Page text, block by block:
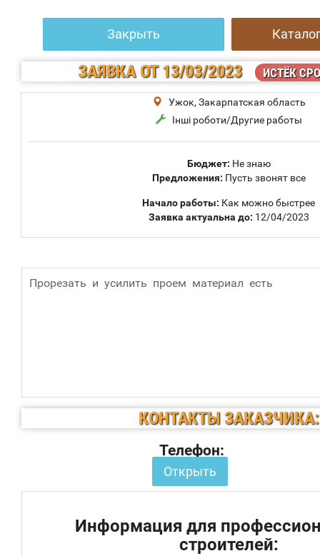
Закрыть
ЗАЯВКАОТ 13/03/2023 ИСТЁК
Ужок, Закарпатская область
Інші роботи/Другие работы
Бюджет: Не знаю
Предложения: Пусть звонят все
Начало работы: Как можно быстрее
Заявка актуальна до: 12/04/2023
Прорезать и усилить проем материал есть
КОНТАКТЫ ЗАКАЗЧИКА:
Телефон:
Открыть
Информация для
строителей: